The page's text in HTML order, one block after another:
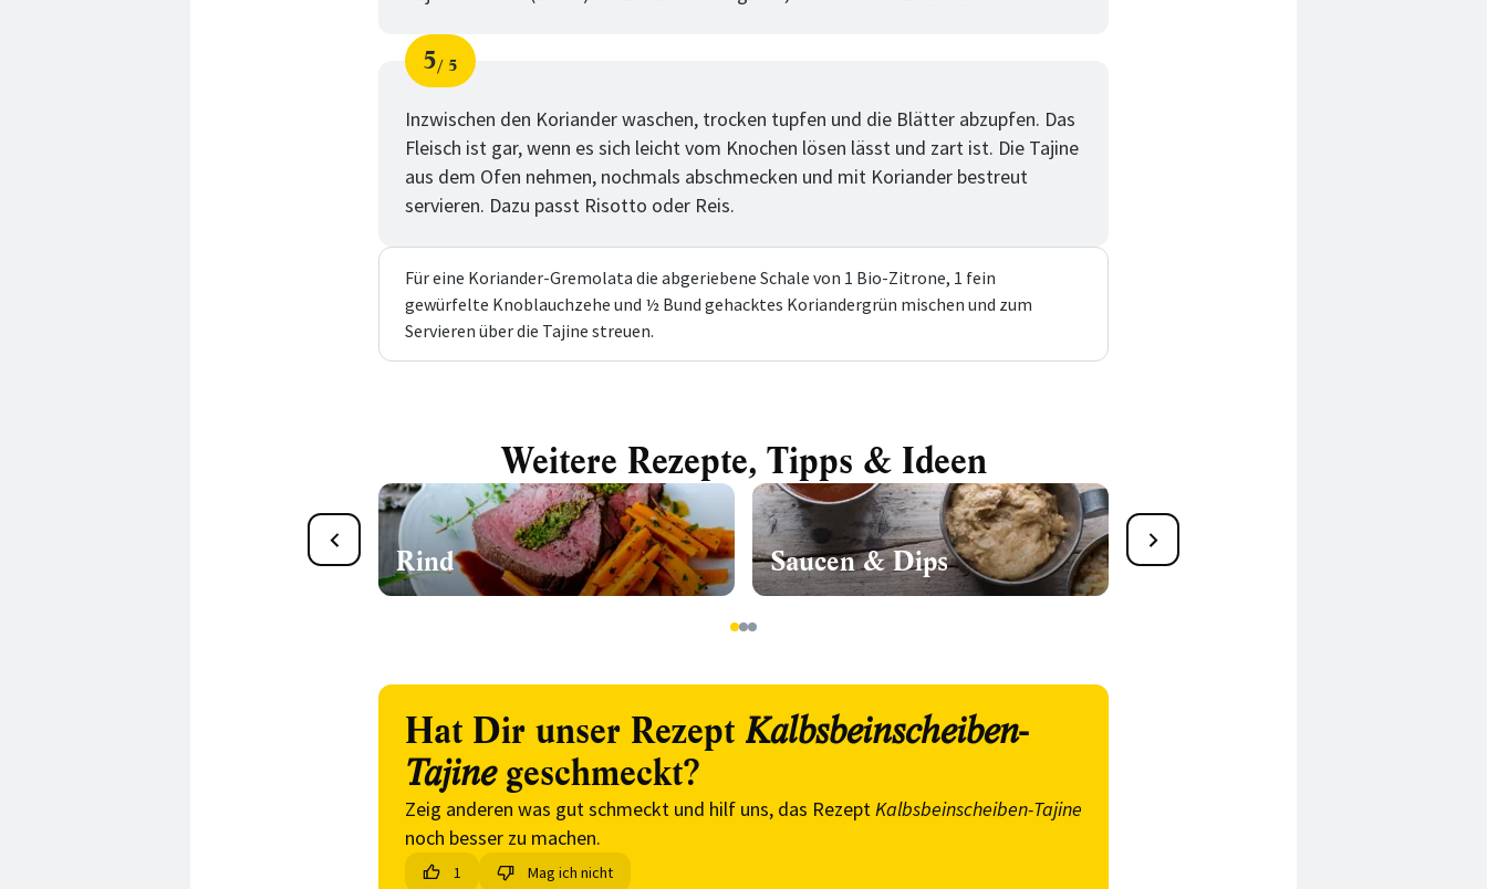
Schritt
5
von
5
Inzwischen den Koriander waschen, trocken tupfen und die Blätter abzupfen. Das
Fleisch ist gar, wenn es sich leicht vom Knochen lösen lässt und zart ist. Die Tajine
aus dem Ofen nehmen, nochmals abschmecken und mit Koriander bestreut
servieren. Dazu passt Risotto oder Reis.
Für eine Koriander-Gremolata die abgeriebene Schale von 1 Bio-Zitrone, 1 fein
gewürfelte Knoblauchzehe und ½ Bund gehacktes Koriandergrün mischen und zum
Servieren über die Tajine streuen.
Weitere Rezepte, Tipps & Ideen
Rind Saucen & Dips Brot backen
123
Hat Dir unser Rezept Kalbsbeinscheiben-
Tajinegeschmeckt?
Zeig anderen was gut schmeckt und hilf uns, das RezeptKalbsbeinscheiben-Tajine
noch besser zu machen.
1 Mag ich nicht